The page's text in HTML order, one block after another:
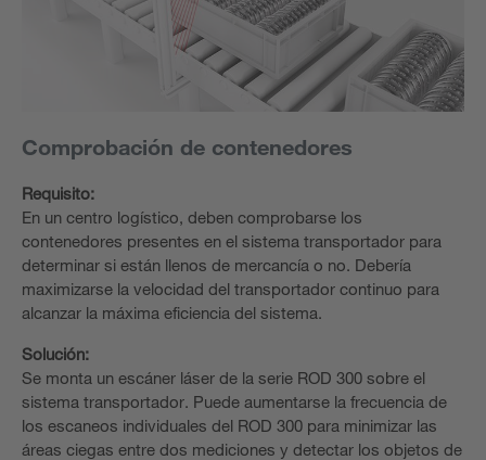
Comprobación de contenedores
Requisito:
En un centro logístico, deben comprobarse los
contenedores presentes en el sistema transportador para
determinar si están llenos de mercancía o no. Debería
maximizarse la velocidad del transportador continuo para
alcanzar la máxima eficiencia del sistema.
Solución:
Se monta un escáner láser de la serie ROD 300 sobre el
sistema transportador. Puede aumentarse la frecuencia de
los escaneos individuales del ROD 300 para minimizar las
áreas ciegas entre dos mediciones y detectar los objetos de